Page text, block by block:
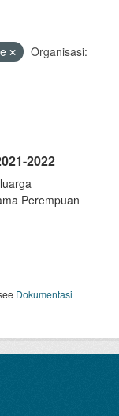
Organisasi:
2022
Perempuan
Dokumentasi